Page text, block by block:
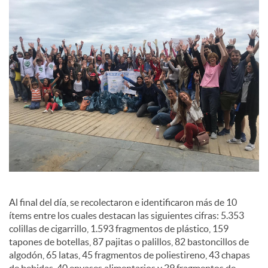
e
s
S
o
c
i
Al final del día, se recolectaron e identificaron más de 10
ítems entre los cuales destacan las siguientes cifras: 5.353
colillas de cigarrillo, 1.593 fragmentos de plástico, 159
tapones de botellas, 87 pajitas o palillos, 82 bastoncillos de
algodón, 65 latas, 45 fragmentos de poliestireno, 43 chapas